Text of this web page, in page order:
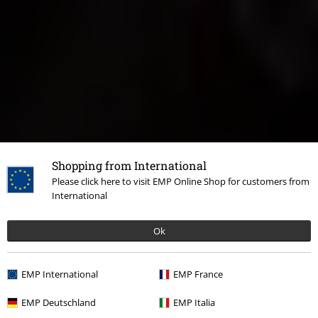
Shopping from International
Please click here to visit EMP Online Shop for customers from
International
Ok
EMP International EMP France
EMP Deutschland EMP Italia